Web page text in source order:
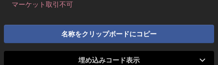
マーケット取引不可
名称をクリップボードにコピー
埋め込みコード表示